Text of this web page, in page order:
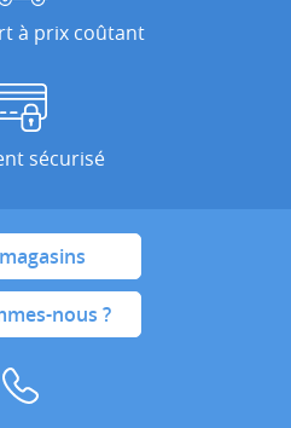
à prix coûtant
sécurisé
nous ?